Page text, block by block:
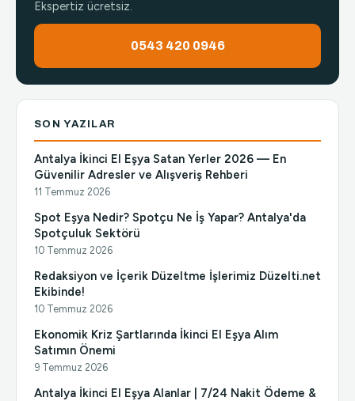
Ekspertiz ücretsiz.
0543 420 0946
SON YAZILAR
Antalya İkinci El Eşya Satan Yerler 2026 — En
Güvenilir Adresler ve Alışveriş Rehberi
11 Temmuz 2026
Spot Eşya Nedir? Spotçu Ne İş Yapar? Antalya'da
Spotçuluk Sektörü
10 Temmuz 2026
Redaksiyon ve İçerik Düzeltme İşlerimiz Düzelti.net
Ekibinde!
10 Temmuz 2026
Ekonomik Kriz Şartlarında İkinci El Eşya Alım
Satımın Önemi
9 Temmuz 2026
Antalya İkinci El Eşya Alanlar | 7/24 Nakit Ödeme &